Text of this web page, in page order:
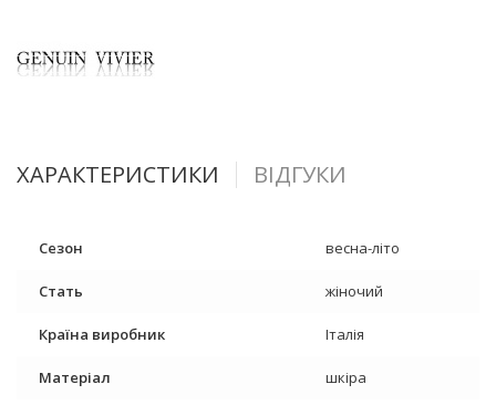
ХАРАКТЕРИСТИКИ ВІДГУКИ
Сезон весна-літо
Стать жіночий
Країна виробник Італія
Матеріал шкіра